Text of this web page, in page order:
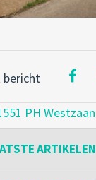
bericht
PH Westzaan
ARTIKELEN